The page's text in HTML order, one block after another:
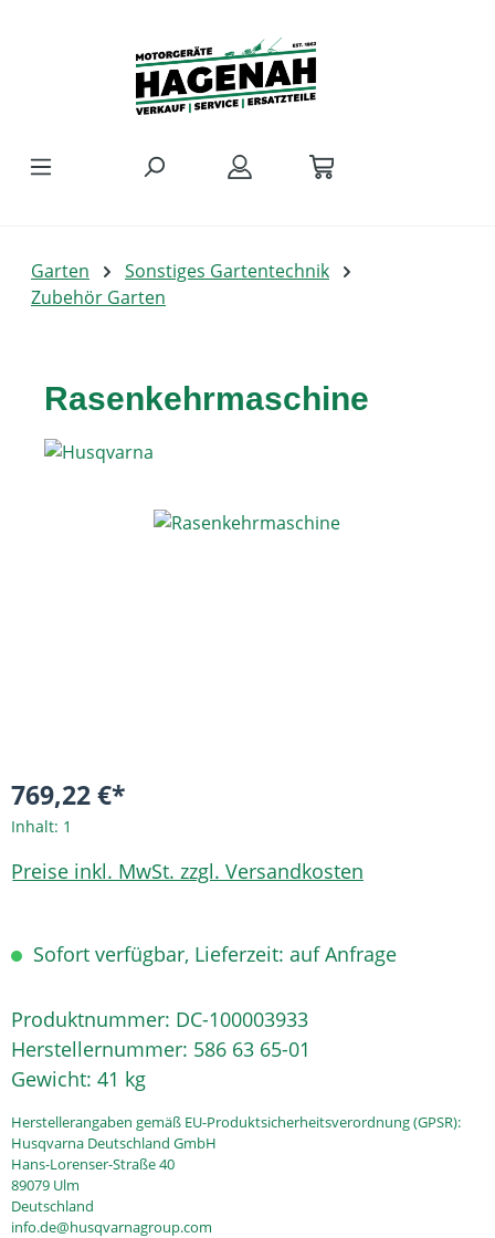
Garten
Sonstiges Gartentechnik
Zubehör Garten
Rasenkehrmaschine
Bildergalerie überspringen
769,22 €*
Inhalt: 1
Preise inkl. MwSt. zzgl. Versandkosten
Sofort verfügbar, Lieferzeit: auf Anfrage
Produktnummer: DC-100003933
Herstellernummer: 586 63 65-01
Gewicht: 41 kg
Herstellerangaben gemäß EU-Produktsicherheitsverordnung (GPSR):
Husqvarna Deutschland GmbH
Hans-Lorenser-Straße 40
89079 Ulm
Deutschland
info.de@husqvarnagroup.com